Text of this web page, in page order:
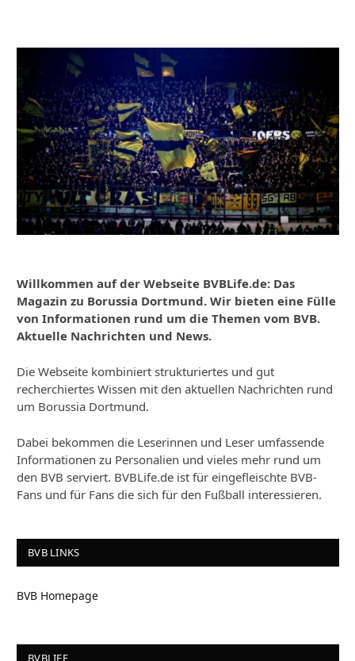
Willkommen auf der Webseite BVBLife.de: Das
Magazin zu Borussia Dortmund. Wir bieten eine Fülle
von Informationen rund um die Themen vom BVB.
Aktuelle Nachrichten und News.
Die Webseite kombiniert strukturiertes und gut
recherchiertes Wissen mit den aktuellen Nachrichten rund
um Borussia Dortmund.
Dabei bekommen die Leserinnen und Leser umfassende
Informationen zu Personalien und vieles mehr rund um
den BVB serviert. BVBLife.de ist für eingefleischte BVB-
Fans und für Fans die sich für den Fußball interessieren.
BVB LINKS
BVB Homepage
BVBLIFE